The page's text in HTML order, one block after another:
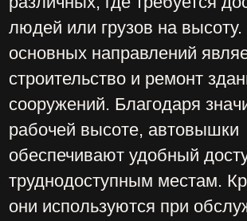
выполнения работ. Рабочая высота
автовышек может составлять от 10 до
70 метров.
Вылет – расстояние от центра
поворота автовышки до края люльки
в горизонтальном положении. Вылет
показывает, насколько далеко от базы
можно перемещаться по горизонтали,
расстояние может быть от 5 до 45
метров. Также нужно учитывать
боковой вылет, так, у 45-метровой он